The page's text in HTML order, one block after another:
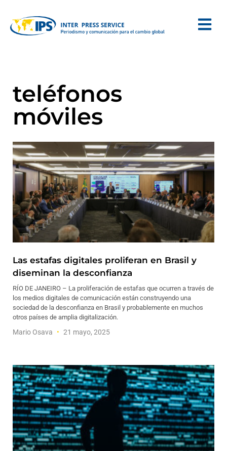
teléfonos
móviles
Las estafas digitales proliferan en Brasil y
diseminan la desconfianza
RÍO DE JANEIRO – La proliferación de estafas que ocurren a través de
los medios digitales de comunicación están construyendo una
sociedad de la desconfianza en Brasil y probablemente en muchos
otros países de amplia digitalización.
Mario Osava 21 mayo, 2025